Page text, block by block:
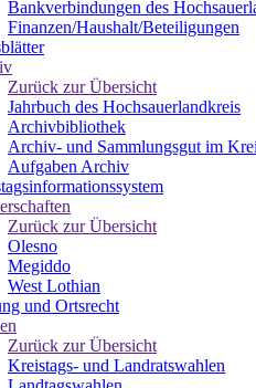
Bankverbindungen des
Finanzen/Haushalt/Beteiligungen
Zurück zur Übersicht
Jahrbuch des Hochsauerlandkreis
Archivbibliothek
Archiv- und Sammlungsgut im
Aufgaben Archiv
Zurück zur Übersicht
Olesno
Megiddo
West Lothian
und Ortsrecht
Zurück zur Übersicht
Kreistags- und Landratswahlen